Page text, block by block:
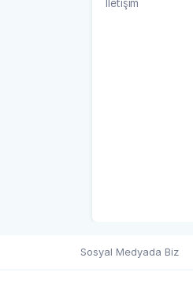
İletişim
Sosyal Medyada Biz